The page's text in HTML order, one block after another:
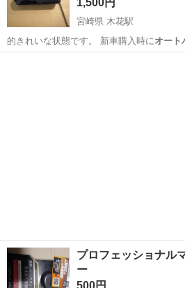
1,500円
宮崎県 木花駅
的きれいな状態です。 新車購入時に オート
クスで12年ほど使…
プロフェッショナル
ー
500円